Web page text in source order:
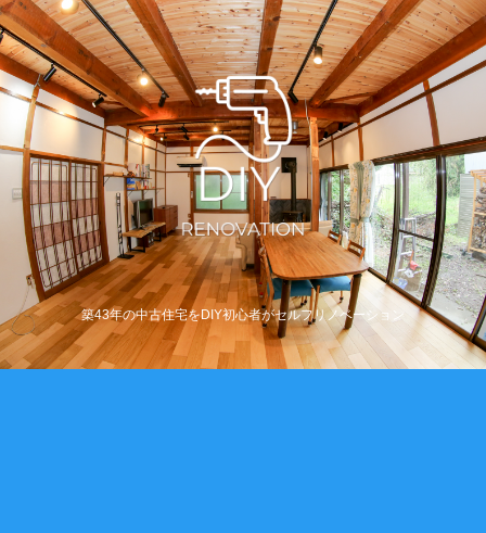
築43年の中古住宅をDIY初心者がセルフリノベーション